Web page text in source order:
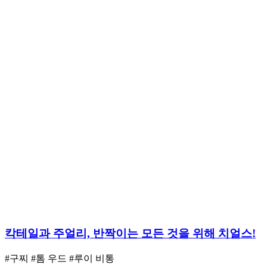
칵테일과 주얼리, 반짝이는 모든 것을 위해 치얼스!
#구찌 #톰 우드 #루이 비통